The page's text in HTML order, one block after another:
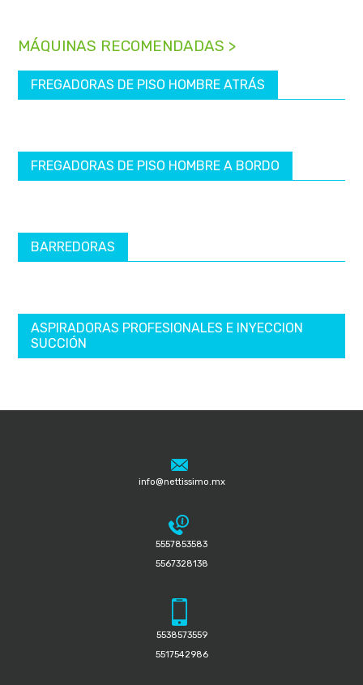
MÁQUINAS RECOMENDADAS >
FREGADORAS DE PISO HOMBRE ATRÁS
FREGADORAS DE PISO HOMBRE A BORDO
BARREDORAS
ASPIRADORAS PROFESIONALES E INYECCION
SUCCIÓN
info@nettissimo.mx
5557853583
5567328138
5538573559
5517542986